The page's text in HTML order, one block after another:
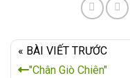
« BÀI VIẾT TRƯỚC
"Chân Giò Chiên"